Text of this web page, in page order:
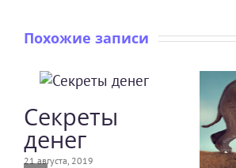
Похожие записи
Секреты
денег
21 августа, 2019